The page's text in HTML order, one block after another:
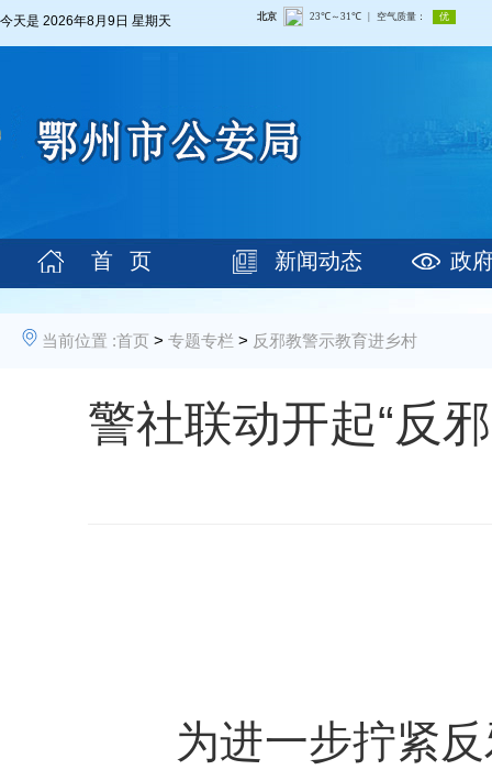
今天是 2026年8月9日 星期天
首 页 新闻动态 政
当前位置 :首页 > 专题专栏 > 反邪教警示教育进乡村
警社联动开起“反
为进一步拧紧反